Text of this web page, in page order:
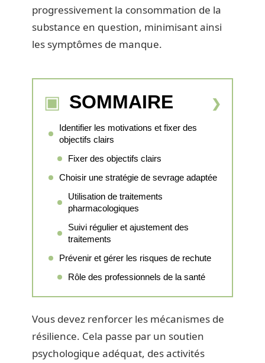
progressivement la consommation de la
substance en question, minimisant ainsi
les symptômes de manque.
SOMMAIRE
Identifier les motivations et fixer des
objectifs clairs
Fixer des objectifs clairs
Choisir une stratégie de sevrage adaptée
Utilisation de traitements
pharmacologiques
Suivi régulier et ajustement des
traitements
Prévenir et gérer les risques de rechute
Rôle des professionnels de la santé
Vous devez renforcer les mécanismes de
résilience. Cela passe par un soutien
psychologique adéquat, des activités